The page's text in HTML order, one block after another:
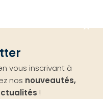
vous inscrivant à
nos nouveautés,
!